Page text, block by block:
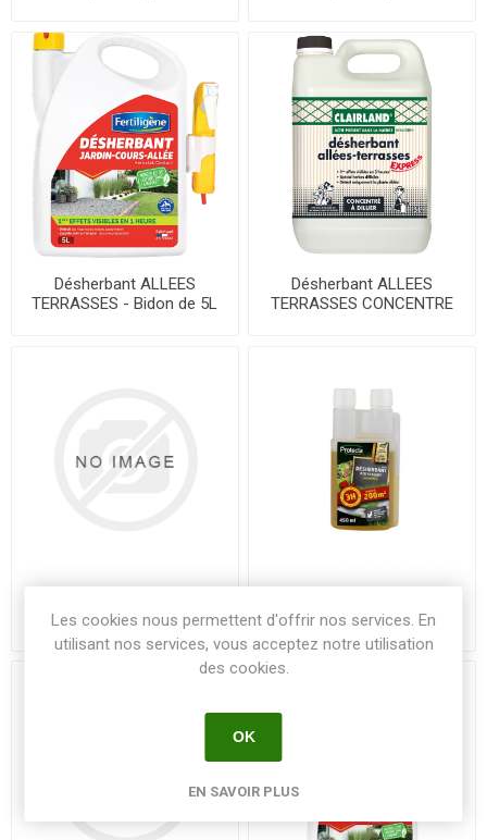
Désherbant ALLEES
TERRASSES - Bidon de 5L
Désherbant ALLEES
TERRASSES CONCENTRE
900 ml - Le flacon AMM
2200526
450ML - EAJ - UAB - Bidon
doseur AMM 2170243
Les cookies nous permettent d'offrir nos services. En
utilisant nos services, vous acceptez notre utilisation
des cookies.
OK
EN SAVOIR PLUS